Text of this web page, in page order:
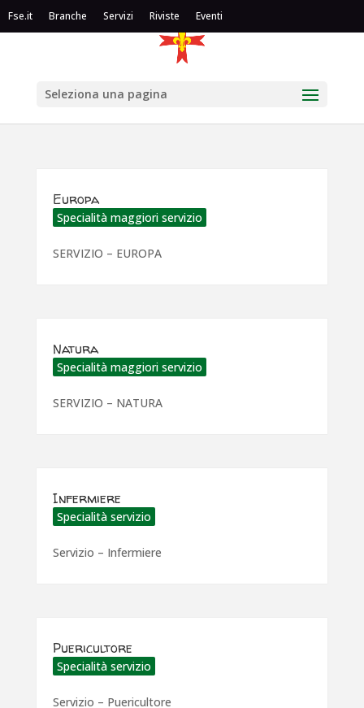
Fse.it Branche Servizi Riviste Eventi
Seleziona una pagina
Europa
Specialità maggiori servizio
SERVIZIO – EUROPA
Natura
Specialità maggiori servizio
SERVIZIO – NATURA
Infermiere
Specialità servizio
Servizio – Infermiere
Puericultore
Specialità servizio
Servizio – Puericultore